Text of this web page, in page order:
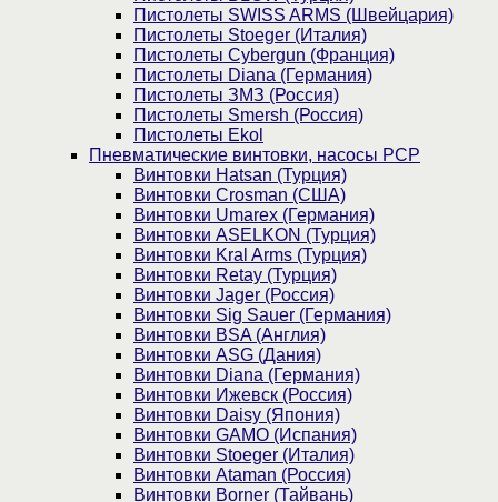
Пистолеты SWISS ARMS (Швейцария)
Пистолеты Stoeger (Италия)
Пистолеты Cybergun (Франция)
Пистолеты Diana (Германия)
Пистолеты ЗМЗ (Россия)
Пистолеты Smersh (Россия)
Пистолеты Ekol
Пневматические винтовки, насосы PCP
Винтовки Hatsan (Турция)
Винтовки Crosman (США)
Винтовки Umarex (Германия)
Винтовки ASELKON (Турция)
Винтовки Kral Arms (Турция)
Винтовки Retay (Турция)
Винтовки Jager (Россия)
Винтовки Sig Sauer (Германия)
Винтовки BSA (Англия)
Винтовки ASG (Дания)
Винтовки Diana (Германия)
Винтовки Ижевск (Россия)
Винтовки Daisy (Япония)
Винтовки GAMO (Испания)
Винтовки Stoeger (Италия)
Винтовки Ataman (Россия)
Винтовки Borner (Тайвань)